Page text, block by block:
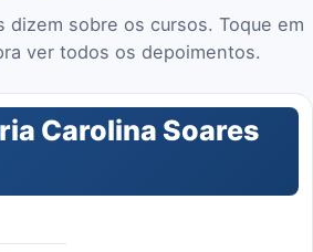
dizem sobre os cursos. Toque em
ver todos os depoimentos.